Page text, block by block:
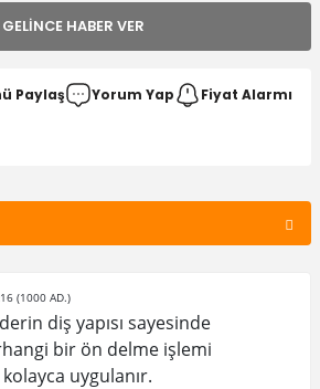
GELINCE HABER VER
Paylaş Yorum Yap Fiyat Alarmı
(1000 AD.)
diş yapısı sayesinde
bir ön delme işlemi
uygulanır.